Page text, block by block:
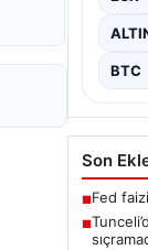
BTC
Son
■Fed
■